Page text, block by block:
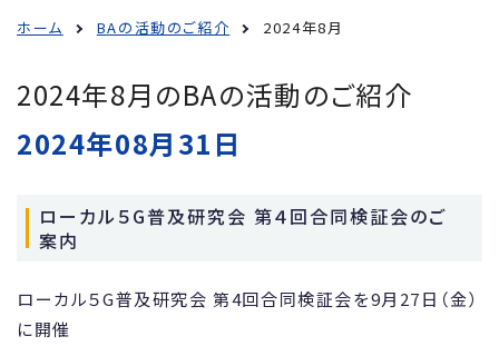
ホーム BAの活動のご紹介 2024年8月
2024年8月のBAの活動のご紹介
2024年08月31日
ローカル５G普及研究会 第４回合同検証会のご
案内
ローカル５G普及研究会 第4回合同検証会を9月27日（金）
に開催